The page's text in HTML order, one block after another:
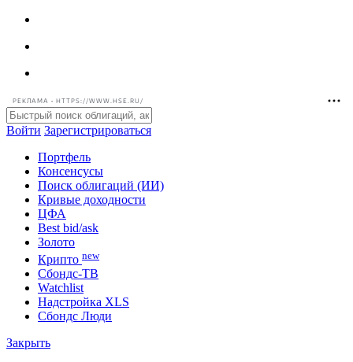
РЕКЛАМА • HTTPS://WWW.HSE.RU/
Войти Зарегистрироваться
Портфель
Консенсусы
Поиск облигаций (ИИ)
Кривые доходности
ЦФА
Best bid/ask
Золото
Крипто new
Сбондс-ТВ
Watchlist
Надстройка XLS
Сбондс Люди
Закрыть